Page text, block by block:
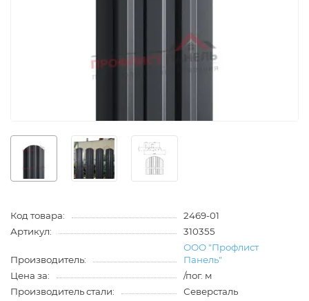
Код товара:
2469-01
Артикул:
310355
Производитель:
ООО "Профлист
Панель"
Цена за:
/пог. м
Производитель стали:
Северсталь